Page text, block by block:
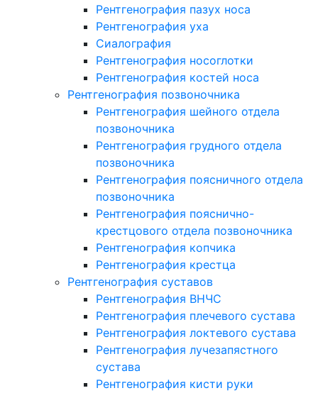
Рентгенография пазух носа
Рентгенография уха
Сиалография
Рентгенография носоглотки
Рентгенография костей носа
Рентгенография позвоночника
Рентгенография шейного отдела
позвоночника
Рентгенография грудного отдела
позвоночника
Рентгенография поясничного отдела
позвоночника
Рентгенография пояснично-
крестцового отдела позвоночника
Рентгенография копчика
Рентгенография крестца
Рентгенография суставов
Рентгенография ВНЧС
Рентгенография плечевого сустава
Рентгенография локтевого сустава
Рентгенография лучезапястного
сустава
Рентгенография кисти руки